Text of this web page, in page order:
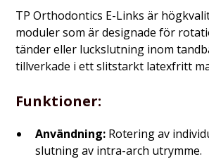
TP Orthodontics E-Links är
moduler som är designade för
tänder eller luckslutning inom
tillverkade i ett slitstarkt latexfritt
Funktioner:
Användning: Rotering av
slutning av intra-arch utrymme.